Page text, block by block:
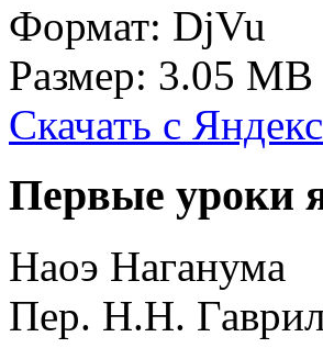
Формат: DjVu
Размер: 3.05 MB
Скачать с
Первые уроки
Наоэ Наганума
Пер. Н.Н.